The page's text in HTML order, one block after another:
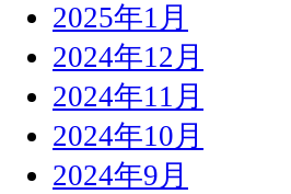
2025年1月
2024年12月
2024年11月
2024年10月
2024年9月